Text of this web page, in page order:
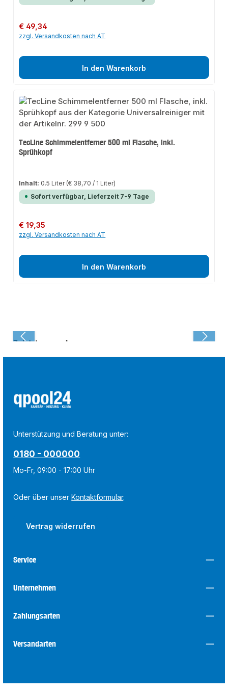
Regulärer Preis:
€ 49,34
zzgl. Versandkosten nach AT
In den Warenkorb
TecLine Schimmelentferner 500 ml Flasche, inkl.
Sprühkopf
Inhalt: 0.5 Liter (€ 38,70 / 1 Liter)
Sofort verfügbar, Lieferzeit 7-9 Tage
Regulärer Preis:
€ 19,35
zzgl. Versandkosten nach AT
In den Warenkorb
Zuletzt angesehen:
Unterstützung und Beratung unter:
0180 - 000000
Mo-Fr, 09:00 - 17:00 Uhr
Oder über unserKontaktformular.
Vertrag widerrufen
Service
Unternehmen
Zahlungsarten
Versandarten